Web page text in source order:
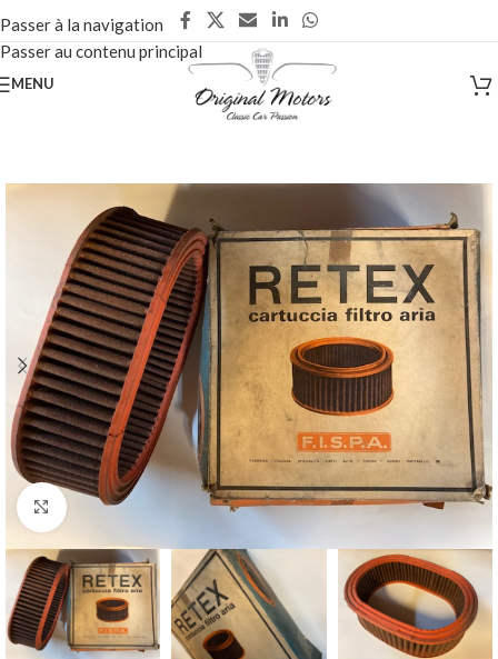
Passer à la navigation
Passer au contenu principal
MENU
Cliquez pour agrandir